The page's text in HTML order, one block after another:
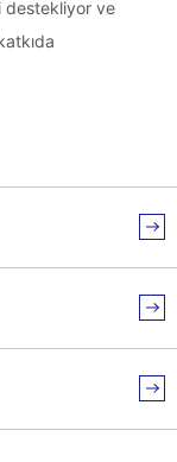
destekliyor ve